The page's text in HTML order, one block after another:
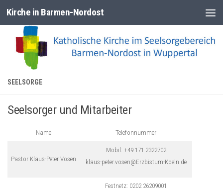
Zum Inhalt springen
Kirche in Barmen-Nordost
SEELSORGE
Seelsorger und Mitarbeiter
Name Telefonnummer
Pastor Klaus-Peter Vosen
Mobil: +49 171 2322702
klaus-peter.vosen@Erzbistum-Koeln.de
Festnetz: 0202 26209001